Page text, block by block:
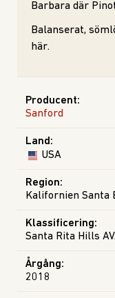
Barbara där
Balanserat,
här.
Producent:
Sanford
Land :
USA
Region:
Kalifornien Santa
Klassificering:
Santa Rita Hills
Årgång:
2018